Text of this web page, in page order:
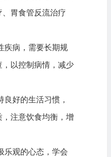
胃食管反流治疗
疾病，需要长期规
以控制病情，减少
良好的生活习惯，
注意饮食均衡，增
乐观的心态，学会